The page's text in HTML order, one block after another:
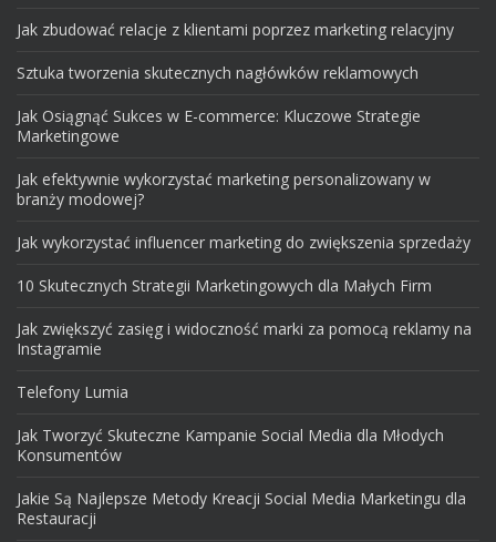
Jak zbudować relacje z klientami poprzez marketing relacyjny
Sztuka tworzenia skutecznych nagłówków reklamowych
Jak Osiągnąć Sukces w E-commerce: Kluczowe Strategie
Marketingowe
Jak efektywnie wykorzystać marketing personalizowany w
branży modowej?
Jak wykorzystać influencer marketing do zwiększenia sprzedaży
10 Skutecznych Strategii Marketingowych dla Małych Firm
Jak zwiększyć zasięg i widoczność marki za pomocą reklamy na
Instagramie
Telefony Lumia
Jak Tworzyć Skuteczne Kampanie Social Media dla Młodych
Konsumentów
Jakie Są Najlepsze Metody Kreacji Social Media Marketingu dla
Restauracji